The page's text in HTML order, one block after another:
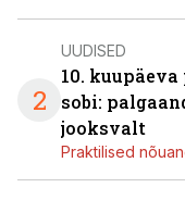
2
UUDISED
10.
sobi:
jooksvalt
Praktilised